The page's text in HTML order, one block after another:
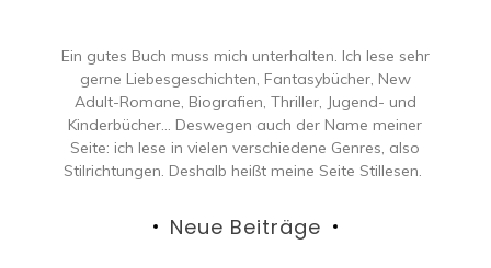
Ein gutes Buch muss mich unterhalten. Ich lese sehr
gerne Liebesgeschichten, Fantasybücher, New
Adult-Romane, Biografien, Thriller, Jugend- und
Kinderbücher… Deswegen auch der Name meiner
Seite: ich lese in vielen verschiedene Genres, also
Stilrichtungen. Deshalb heißt meine Seite Stillesen.
Neue Beiträge